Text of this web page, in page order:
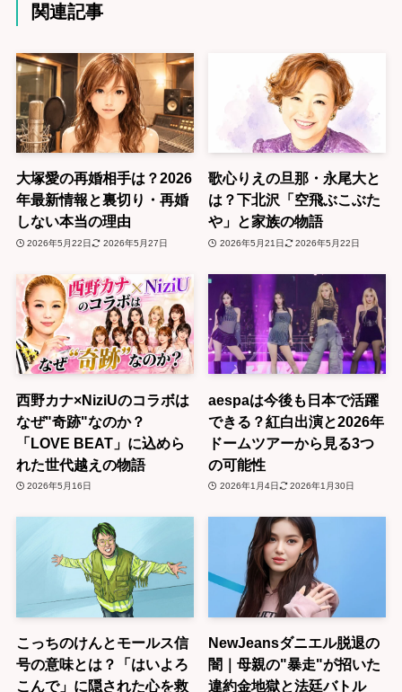
関連記事
大塚愛の再婚相手は？2026
年最新情報と裏切り・再婚
しない本当の理由
2026年5月22日 2026年5月27日
歌心りえの旦那・永尾大と
は？下北沢「空飛ぶこぶた
や」と家族の物語
2026年5月21日 2026年5月22日
西野カナ×NiziUのコラボは
なぜ"奇跡"なのか？
「LOVE BEAT」に込めら
れた世代越えの物語
2026年5月16日
aespaは今後も日本で活躍
できる？紅白出演と2026年
ドームツアーから見る3つ
の可能性
2026年1月4日 2026年1月30日
こっちのけんとモールス信
号の意味とは？「はいよろ
こんで」に隠された心を救
NewJeansダニエル脱退の
闇｜母親の"暴走"が招いた
違約金地獄と法廷バトル